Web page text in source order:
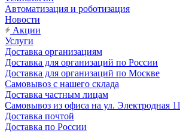
Автоматизация и роботизация
Новости
Акции
Услуги
Доставка организациям
Доставка для организаций по России
Доставка для организаций по Москве
Самовывоз с нашего склада
Доставка частным лицам
Самовывоз из офиса на ул. Электродная 11
Доставка почтой
Доставка по России